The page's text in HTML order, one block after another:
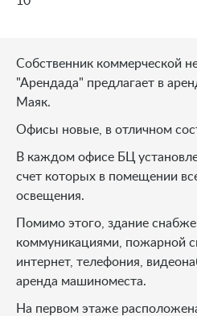
Собственник коммерческой
"Арендада" предлагает в
Маяк.
Офисы новые, в отличном
В каждом офисе БЦ
счет которых в помещении
освещения.
Помимо этого, здание
коммуникациями, пожарной
интернет, телефония,
аренда машиноместа.
На первом этаже